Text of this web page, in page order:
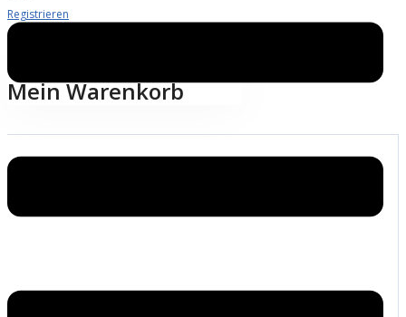
Registrieren
Warenkorb
Mein Warenkorb